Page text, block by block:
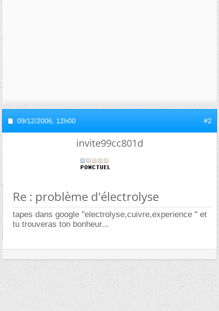
09/12/2006, 12h00 #2
invite99cc801d
Re : problème d'électrolyse
tapes dans google "electrolyse,cuivre,experience " et
tu trouveras ton bonheur...